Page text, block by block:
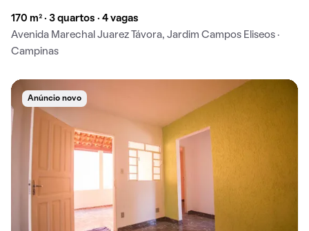
170 m² · 3 quartos · 4 vagas
Avenida Marechal Juarez Távora, Jardim Campos Eliseos ·
Campinas
Anúncio novo